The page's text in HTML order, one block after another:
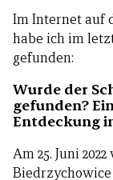
Im Internet auf
habe ich im
gefunden:
Wurde der
gefunden?
Entdeckung
Am 25. Juni